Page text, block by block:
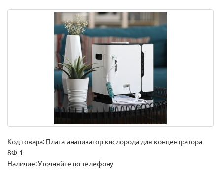
Код товара: Плата-анализатор кислорода для концентратора
8Ф-1
Наличие: Уточняйте по телефону